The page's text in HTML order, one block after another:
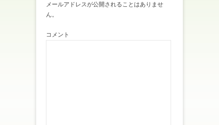
開 新
ド
メールアドレスが公開されることはありませ
ん。
コメント